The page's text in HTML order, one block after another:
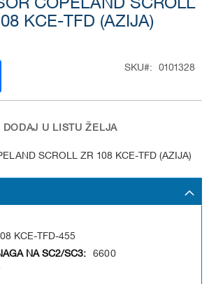
COPELAND SCROLL
KCE-TFD (AZIJA)
SKU 0101328
DODAJ U LISTU ŽELJA
SCROLL ZR 108 KCE-TFD (AZIJA)
KCE-TFD-455
6600